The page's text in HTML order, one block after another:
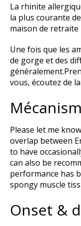
La rhinite
la plus courante
maison de retraite
Une fois que les
de gorge et des
vous, écoutez de
Please let me
overlap between
to have
can also be
performance has
spongy muscle
Onset &